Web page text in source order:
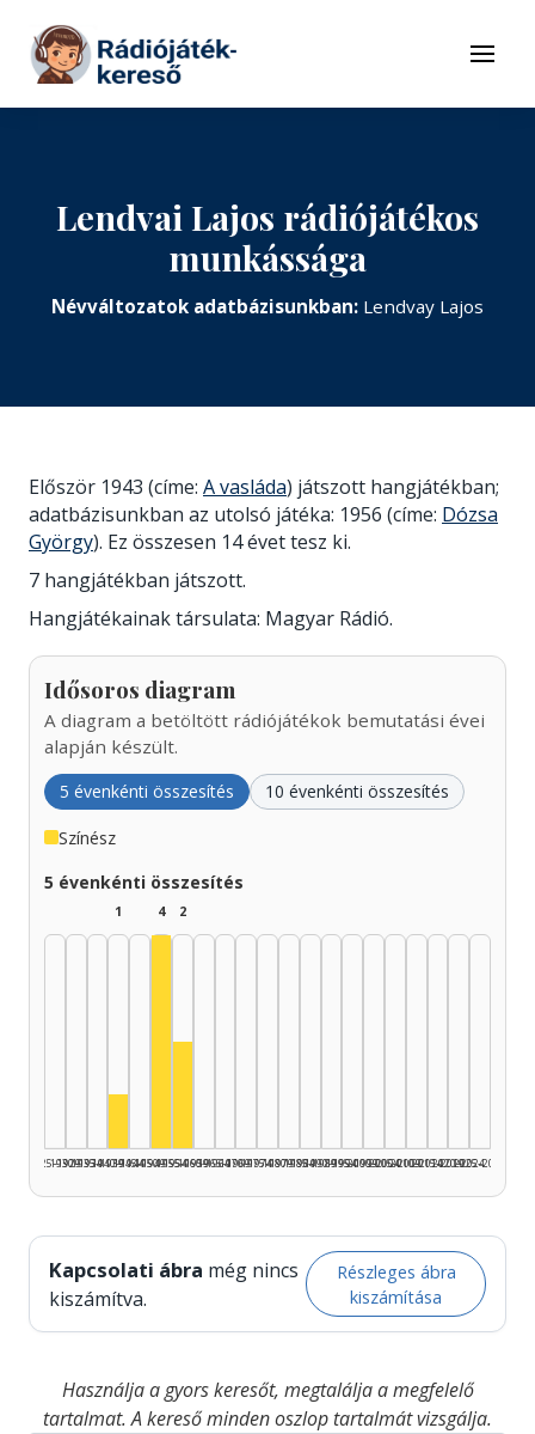
Tovább a tartalomhoz
Menü
Lendvai Lajos rádiójátékos
munkássága
Névváltozatok adatbázisunkban: Lendvay Lajos
Először 1943 (címe: A vasláda) játszott hangjátékban;
adatbázisunkban az utolsó játéka: 1956 (címe: Dózsa
György). Ez összesen 14 évet tesz ki.
7 hangjátékban játszott.
Hangjátékainak társulata: Magyar Rádió.
Idősoros diagram
A diagram a betöltött rádiójátékok bemutatási évei
alapján készült.
5 évenkénti összesítés 10 évenkénti összesítés
Színész
5 évenkénti összesítés
1925–1929
1930–1934
1935–1939
1
1940–1944
1945–1949
4
1950–1954
2
1955–1959
1960–1964
1965–1969
1970–1974
1975–1979
1980–1984
1985–1989
1990–1994
1995–1999
2000–2004
2005–2009
2010–2014
2015–2019
2020–2024
2025–2026
Kapcsolati ábra még nincs
kiszámítva.
Részleges ábra
kiszámítása
Használja a gyors keresőt, megtalálja a megfelelő
tartalmat. A kereső minden oszlop tartalmát vizsgálja.